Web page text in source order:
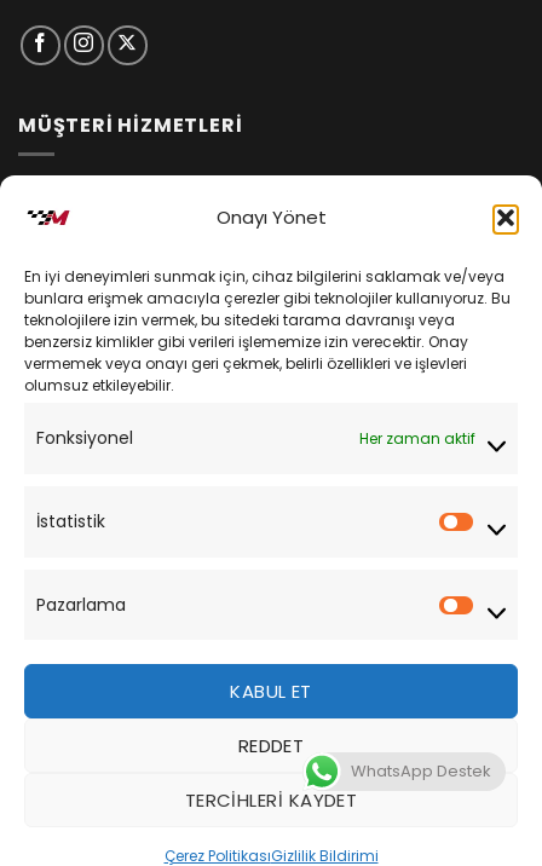
Onayı Yönet
En iyi deneyimleri sunmak için, cihaz bilgilerini saklamak ve/veya
bunlara erişmek amacıyla çerezler gibi teknolojiler kullanıyoruz. Bu
teknolojilere izin vermek, bu sitedeki tarama davranışı veya
benzersiz kimlikler gibi verileri işlememize izin verecektir. Onay
vermemek veya onayı geri çekmek, belirli özellikleri ve işlevleri
olumsuz etkileyebilir.
Fonksiyonel Her zaman aktif
İstatistik
Pazarlama
KABUL ET
REDDET
TERCIHLERI KAYDET
Çerez PolitikasıGizlilik Bildirimi
MÜŞTERİ HİZMETLERİ
Kişisel Verilerin Korunması
Mesafeli Satış Sözleşmesi
Sipariş Takibi
Bu site, size daha iyi bir tarama deneyimi sunmak için
çerezler kullanmaktadır. Bu web sitesinde gezinerek,
çerez kullanımımızı kabul etmiş olursunuz.
DAHA FAZLA BILGI KABUL ET
WhatsApp Destek